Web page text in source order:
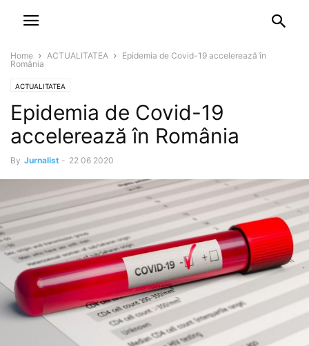
Home ACTUALITATEA
Epidemia de Covid-19 accelerează în
România
ACTUALITATEA
Epidemia de Covid-19
accelerează în România
By Jurnalist - 22 06 2020